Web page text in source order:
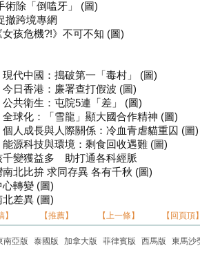
術除「倒嗑牙」 (圖)
撤跨境專網
孩危機?!》不可不知 (圖)
代中國：搗破第一「毒村」 (圖)
日香港：廉署查打假波 (圖)
共衛生：屯院5連「差」 (圖)
球化：「雪龍」顯大國合作精神 (圖)
人成長與人際關係：冷血青虐貓重囚 (圖)
源科技與環境：剩食回收遇難 (圖)
千變獲益多 助打通各科經脈
北比拚 求同存異 各有千秋 (圖)
轉變 (圖)
差異 (圖)
】 【推薦】 【上一條】 【回頁頂
南亞版 泰國版 加拿大版 菲律賓版 西馬版 東馬沙